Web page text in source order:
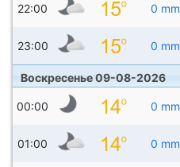
22:00 0 mm
23:00 0 mm
Воскресенье 09-08-2026
00:00 0 mm
01:00 0 mm